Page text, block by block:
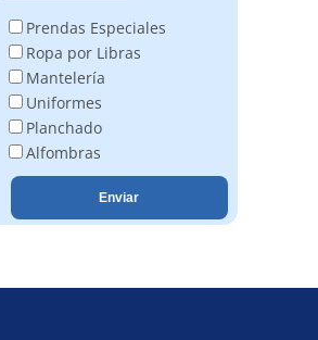
Prendas Especiales
Ropa por Libras
Mantelería
Uniformes
Planchado
Alfombras